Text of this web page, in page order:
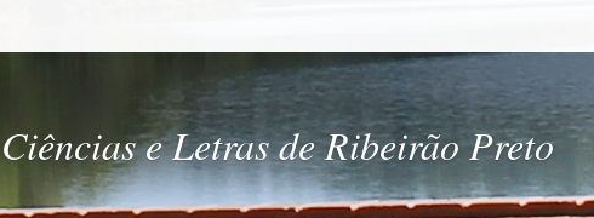
e Letras de Ribeirão Preto